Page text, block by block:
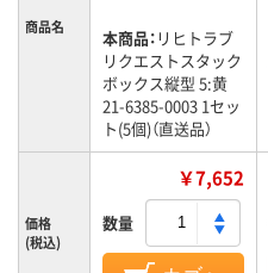
商品名 本商品： リヒトラブ
リクエストスタック
ボックス縦型 5:黄
21-6385-0003 1セッ
ト(5個)（直送品）
価格
(税込)
￥7,652
数量